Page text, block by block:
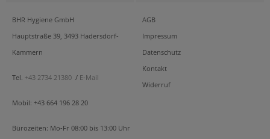
BHR Hygiene GmbH
Hauptstraße 39, 3493 Hadersdorf-
Kammern
Tel. +43 2734 21380 / E-Mail
Mobil: +43 664 196 28 20
Bürozeiten: Mo-Fr 08:00 bis 13:00 Uhr
AGB
Impressum
Datenschutz
Kontakt
Widerruf